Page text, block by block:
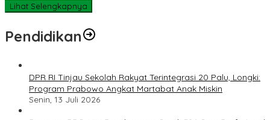
Lihat Selengkapnya
Pendidikan
DPR RI Tinjau Sekolah Rakyat Terintegrasi 20 Palu, Longki:
Program Prabowo Angkat Martabat Anak Miskin
Senin, 13 Juli 2026